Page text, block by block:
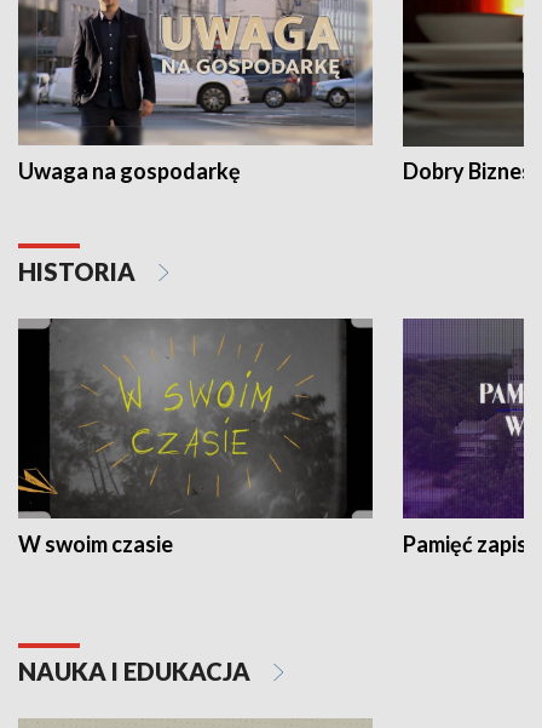
Uwaga na gospodarkę Dobry Biznes
HISTORIA
W swoim czasie Pamięć
NAUKA I EDUKACJA